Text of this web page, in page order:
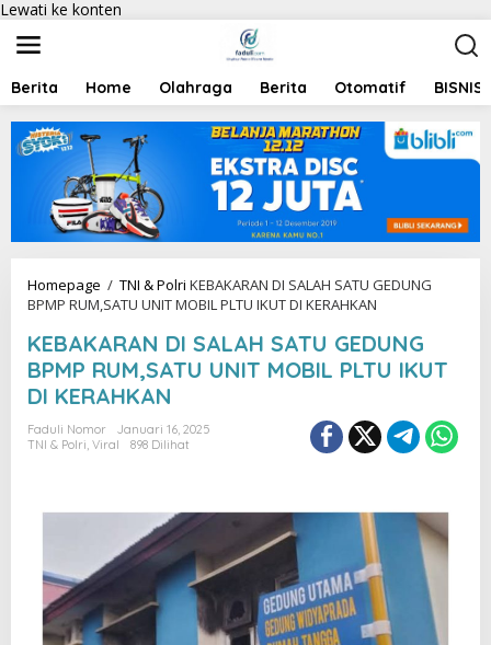
Lewati ke konten
Berita Home Olahraga Berita Otomatif BISNIS
Homepage / TNI & Polri KEBAKARAN DI SALAH SATU GEDUNG
BPMP RUM,SATU UNIT MOBIL PLTU IKUT DI KERAHKAN
KEBAKARAN DI SALAH SATU GEDUNG
BPMP RUM,SATU UNIT MOBIL PLTU IKUT
DI KERAHKAN
Faduli Nomor
Januari 16, 2025
TNI & Polri, Viral 898 Dilihat